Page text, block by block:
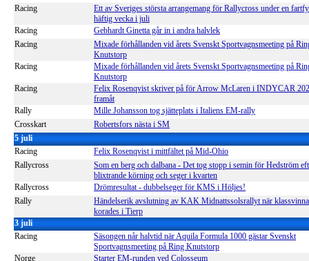
Racing
Ett av Sveriges största arrangemang för Rallycross under en
häftig vecka i juli
Racing
Gebhardt Ginetta går in i andra halvlek
Racing
Mixade förhållanden vid årets Svenskt Sportvagnsmeeting på
Knutstorp
Racing
Mixade förhållanden vid årets Svenskt Sportvagnsmeeting på
Knutstorp
Racing
Felix Rosenqvist skriver på för Arrow McLaren i INDYCAR
framåt
Rally
Mille Johansson tog sjätteplats i Italiens EM-rally
Crosskart
Robertsfors nästa i SM
5 juli
Racing
Felix Rosenqvist i mittfältet på Mid-Ohio
Rallycross
Som en berg och dalbana - Det tog stopp i semin för Hedström
blixtrande körning och seger i kvarten
Rallycross
Drömresultat - dubbelseger för KMS i Höljes!
Rally
Händelserik avslutning av KAK Midnattssolsrallyt när
korades i Tierp
3 juli
Racing
Säsongen når halvtid när Aquila Formula 1000 gästar Svenskt
Sportvagnsmeeting på Ring Knutstorp
Norge
Starter EM-runden ved Colosseum